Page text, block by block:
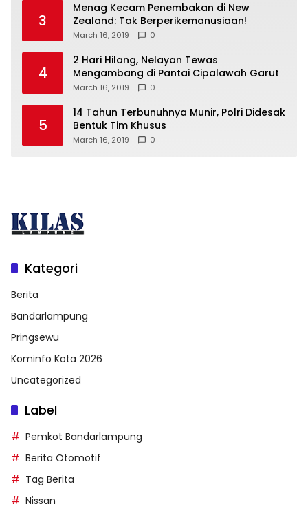
3
Menag Kecam Penembakan di New
Zealand: Tak Berperikemanusiaan!
March 16, 2019 0
4
2 Hari Hilang, Nelayan Tewas
Mengambang di Pantai Cipalawah Garut
March 16, 2019 0
5
14 Tahun Terbunuhnya Munir, Polri Didesak
Bentuk Tim Khusus
March 16, 2019 0
Kategori
Berita
Bandarlampung
Pringsewu
Kominfo Kota 2026
Uncategorized
Label
Pemkot Bandarlampung
Berita Otomotif
Tag Berita
Nissan